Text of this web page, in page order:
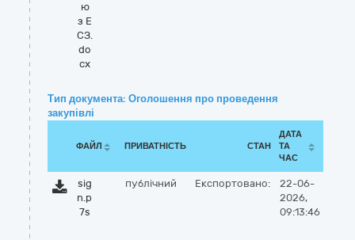
ю
з Е
СЗ.
do
cx
Тип документа: Оголошення про проведення
закупівлі
ФАЙЛ ПРИВАТНІСТЬ СТАН
ДАТА
ТА
ЧАС
sig
n.p
7s
публічний Експортовано:
22-06-
2026,
09:13:46